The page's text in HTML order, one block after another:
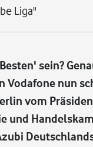
Liga"
sein?
Vodafone nun
vom
und